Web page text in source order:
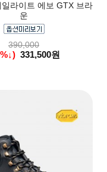
라이트 에보 GTX 브라
운
390,000
331,500원